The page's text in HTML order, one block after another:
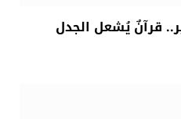
قرآنٌ يُشعل الجدل